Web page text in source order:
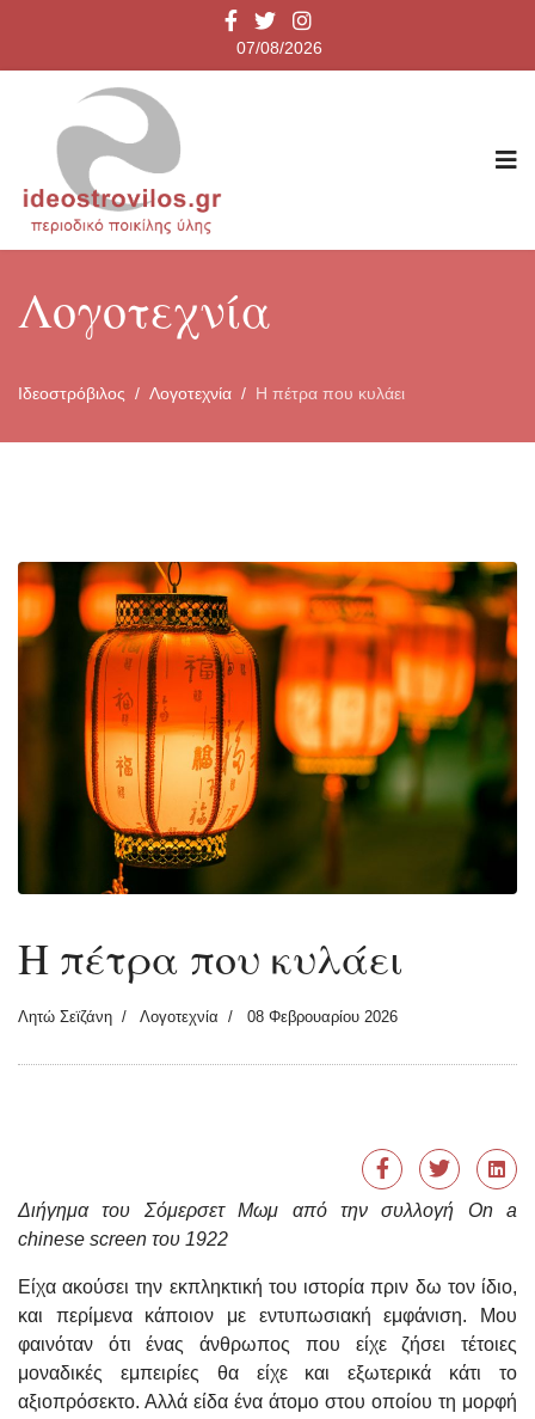
07/08/2026
Λογοτεχνία
Ιδεοστρόβιλος Λογοτεχνία Η πέτρα που κυλάει
Η πέτρα που κυλάει
Λητώ Σεϊζάνη Λογοτεχνία 08 Φεβρουαρίου 2026
Διήγημα του Σόμερσετ Μωμ από την συλλογή On a
chinese screen του 1922
Είχα ακούσει την εκπληκτική του ιστορία πριν δω τον ίδιο,
και περίμενα κάποιον με εντυπωσιακή εμφάνιση. Μου
φαινόταν ότι ένας άνθρωπος που είχε ζήσει τέτοιες
μοναδικές εμπειρίες θα είχε και εξωτερικά κάτι το
αξιοπρόσεκτο. Αλλά είδα ένα άτομο στου οποίου τη μορφή